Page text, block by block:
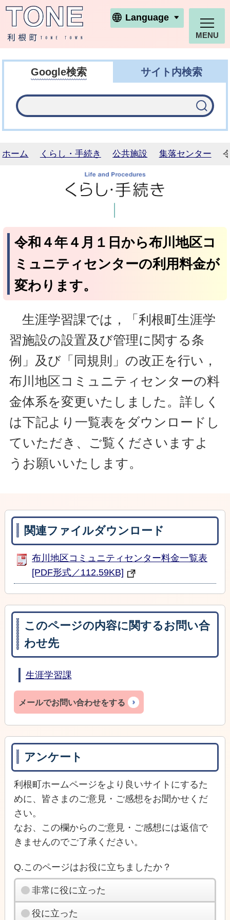
利根町ホームページ
Language
MENU
Google検索 サイト内検索
ホーム くらし・手続き 公共施設 集落センター
令和４年４月１日から布川地区コ
ミュニティセンターの利用料金が
変わります。
生涯学習課では，「利根町生涯学
習施設の設置及び管理に関する条
例」及び「同規則」の改正を行い，
布川地区コミュニティセンターの料
金体系を変更いたしました。詳しく
は下記より一覧表をダウンロードし
ていただき、ご覧くださいますよ
うお願いいたします。
関連ファイルダウンロード
布川地区コミュニティセンター料金一覧表
[PDF形式／112.59KB]
このページの内容に関するお問い合
わせ先
生涯学習課
メールでお問い合わせをする
アンケート
利根町ホームページをより良いサイトにするた
めに、皆さまのご意見・ご感想をお聞かせくだ
さい。
なお、この欄からのご意見・ご感想には返信で
きませんのでご了承ください。
Q.このページはお役に立ちましたか？
非常に役に立った
役に立った